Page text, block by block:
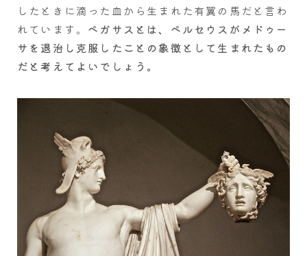
したときに滴った血から生まれた有翼の馬だと言わ
れています。 ペガサスとは、ペルセウスがメドゥー
サを退治し克服したことの象徴として生まれたもの
だと考えてよいでしょう。